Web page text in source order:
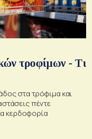
τροφίμων - Τι
στα τρόφιμα και
πέντε
κερδοφορία